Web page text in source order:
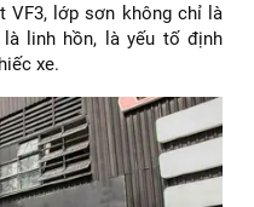
VF3, lớp sơn không chỉ là
linh hồn, là yếu tố định
xe.